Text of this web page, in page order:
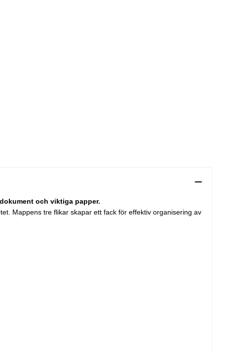
och viktiga papper.
Mappens tre flikar skapar ett fack för effektiv organisering av